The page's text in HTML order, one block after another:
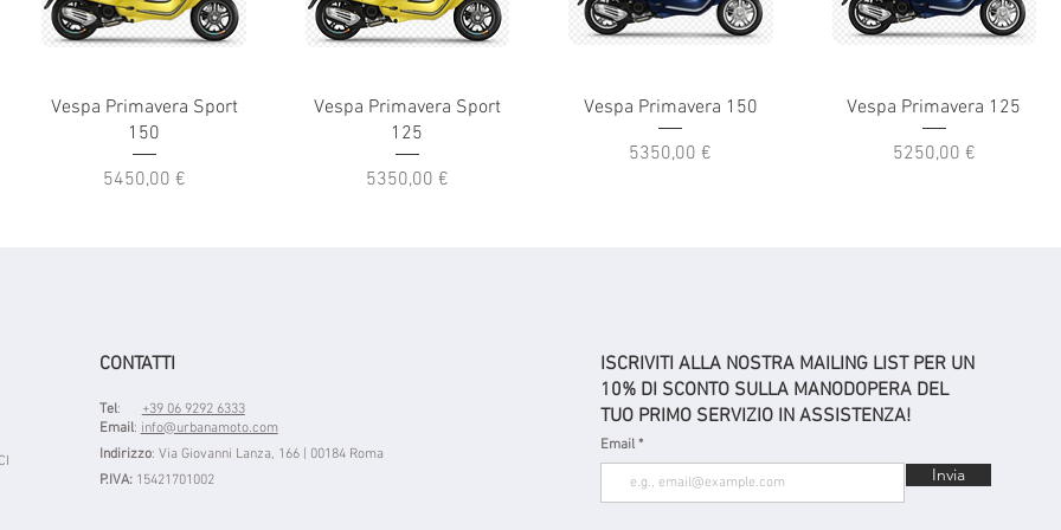
Vespa Primavera Sport
150
Prezzo
5450,00 €
Vespa Primavera Sport
125
Prezzo
5350,00 €
Vespa Primavera 150
Prezzo
5350,00 €
Vespa Primavera 125
Prezzo
5250,00 €
CONTATTI
Tel: +39 06 9292 6333
Email: info@urbanamoto.com
Indirizzo: Via Giovanni Lanza, 166 | 00184 Roma
P.IVA:15421701002
ISCRIVITI ALLA NOSTRA MAILING LIST PER UN
10% DI SCONTO SULLA MANODOPERA DEL
TUO PRIMO SERVIZIO IN ASSISTENZA!
Email
Invia